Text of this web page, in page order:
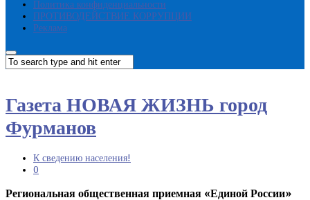
Политика конфиденциальности
ПРОТИВОДЕЙСТВИЕ КОРРУПЦИИ
Реклама
Газета НОВАЯ ЖИЗНЬ город
Фурманов
К сведению населения!
0
Региональная общественная приемная «Единой России»